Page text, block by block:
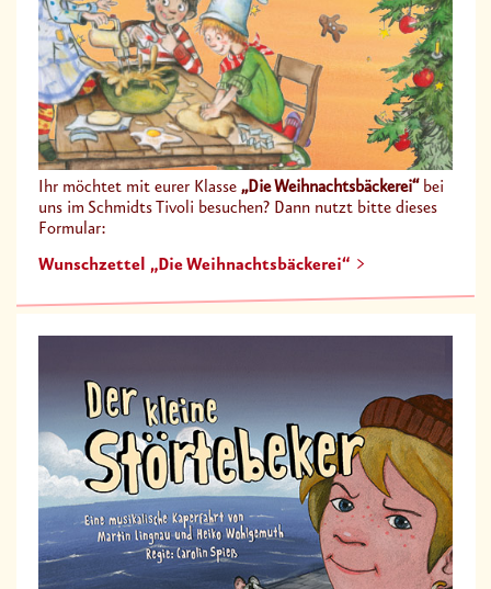
Ihr möchtet mit eurer Klasse „Die Weihnachtsbäckerei“ bei
uns im Schmidts Tivoli besuchen? Dann nutzt bitte dieses
Formular:
Wunschzettel „Die Weihnachtsbäckerei“